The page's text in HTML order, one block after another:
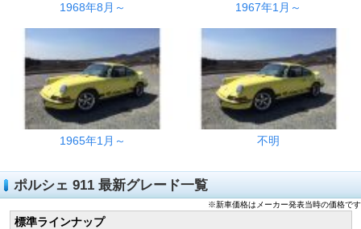
1968年8月～ 1967年1月～
1965年1月～ 不明
ポルシェ 911 最新グレード一覧
※新車価格はメーカー発表当時の価格です
標準ラインナップ